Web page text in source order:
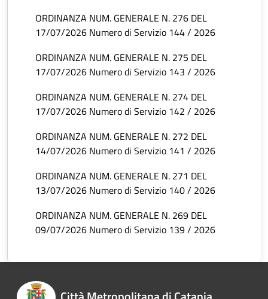
ORDINANZA NUM. GENERALE N. 276 DEL
17/07/2026 Numero di Servizio 144 / 2026
ORDINANZA NUM. GENERALE N. 275 DEL
17/07/2026 Numero di Servizio 143 / 2026
ORDINANZA NUM. GENERALE N. 274 DEL
17/07/2026 Numero di Servizio 142 / 2026
ORDINANZA NUM. GENERALE N. 272 DEL
14/07/2026 Numero di Servizio 141 / 2026
ORDINANZA NUM. GENERALE N. 271 DEL
13/07/2026 Numero di Servizio 140 / 2026
ORDINANZA NUM. GENERALE N. 269 DEL
09/07/2026 Numero di Servizio 139 / 2026